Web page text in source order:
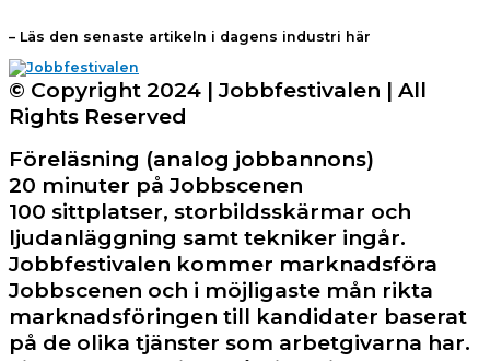
– Läs den senaste artikeln i dagens industri här
© Copyright 2024 | Jobbfestivalen | All
Rights Reserved
Föreläsning (analog jobbannons)
20 minuter på Jobbscenen
100 sittplatser, storbildsskärmar och
ljudanläggning samt tekniker ingår.
Jobbfestivalen kommer marknadsföra
Jobbscenen och i möjligaste mån rikta
marknadsföringen till kandidater baserat
på de olika tjänster som arbetgivarna har.